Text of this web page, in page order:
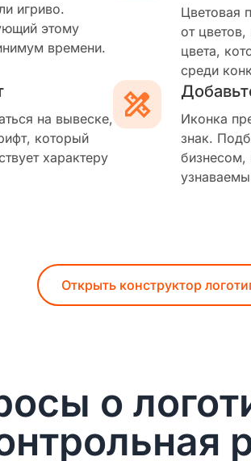
игриво.
этому
времени.
Цветовая
от
цвета,
среди
на вывеске,
который
характеру
Иконка
знак.
бизнесом,
Открыть конструктор
о